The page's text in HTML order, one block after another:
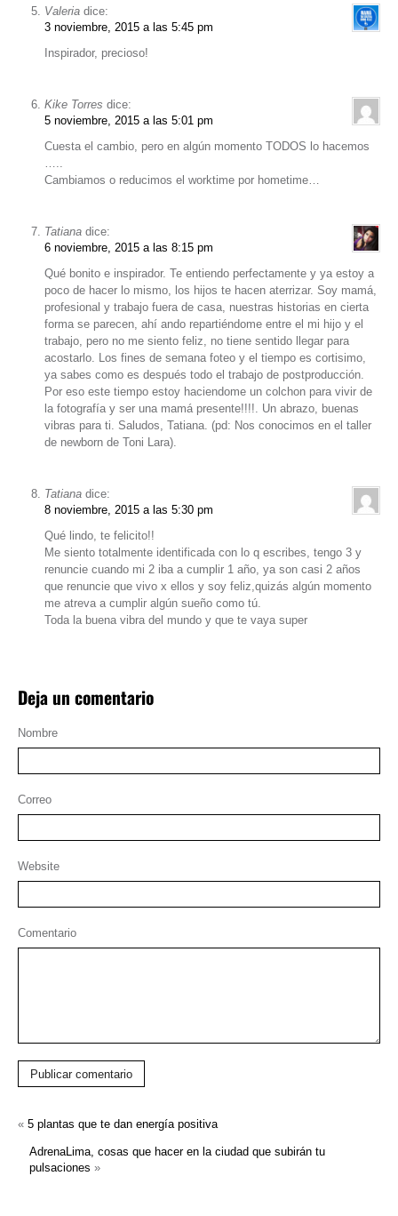
Valeria dice:
3 noviembre, 2015 a las 5:45 pm
Inspirador, precioso!
Kike Torres dice:
5 noviembre, 2015 a las 5:01 pm
Cuesta el cambio, pero en algún momento TODOS lo hacemos
Cambiamos o reducimos el worktime por hometime…
Tatiana dice:
6 noviembre, 2015 a las 8:15 pm
Qué bonito e inspirador. Te entiendo perfectamente y ya estoy a
poco de hacer lo mismo, los hijos te hacen aterrizar. Soy mamá,
profesional y trabajo fuera de casa, nuestras historias en cierta
forma se parecen, ahí ando repartiéndome entre el mi hijo y el
trabajo, pero no me siento feliz, no tiene sentido llegar para
acostarlo. Los fines de semana foteo y el tiempo es cortisimo,
ya sabes como es después todo el trabajo de postproducción.
Por eso este tiempo estoy haciendome un colchon para vivir de
la fotografía y ser una mamá presente!!!!. Un abrazo, buenas
vibras para ti. Saludos, Tatiana. (pd: Nos conocimos en el taller
de newborn de Toni Lara).
Tatiana dice:
8 noviembre, 2015 a las 5:30 pm
Qué lindo, te felicito!!
Me siento totalmente identificada con lo q escribes, tengo 3 y
renuncie cuando mi 2 iba a cumplir 1 año, ya son casi 2 años
que renuncie que vivo x ellos y soy feliz,quizás algún momento
me atreva a cumplir algún sueño como tú.
Toda la buena vibra del mundo y que te vaya super
Deja un comentario
Nombre
Correo
Website
Comentario
Publicar comentario
« 5 plantas que te dan energía positiva
AdrenaLima, cosas que hacer en la ciudad que subirán tu
pulsaciones »